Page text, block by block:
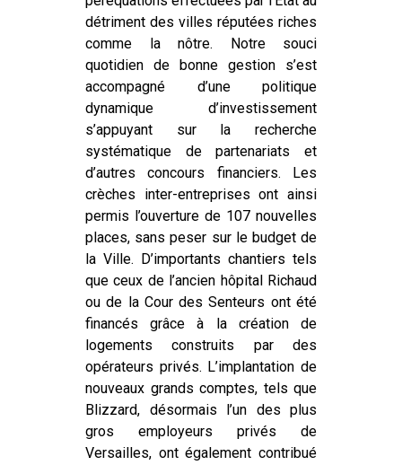
détriment des villes réputées riches
comme la nôtre. Notre souci
quotidien de bonne gestion s’est
accompagné d’une politique
dynamique d’investissement
s’appuyant sur la recherche
systématique de partenariats et
d’autres concours financiers. Les
crèches inter-entreprises ont ainsi
permis l’ouverture de 107 nouvelles
places, sans peser sur le budget de
la Ville. D’importants chantiers tels
que ceux de l’ancien hôpital Richaud
ou de la Cour des Senteurs ont été
financés grâce à la création de
logements construits par des
opérateurs privés. L’implantation de
nouveaux grands comptes, tels que
Blizzard, désormais l’un des plus
gros employeurs privés de
Versailles, ont également contribué